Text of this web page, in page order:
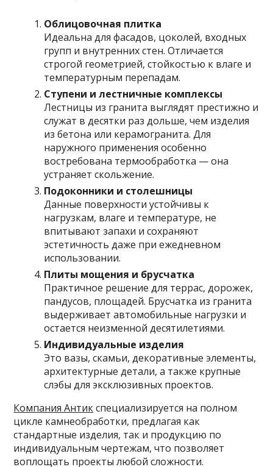
Облицовочная плитка
Идеальна для фасадов, цоколей, входных
групп и внутренних стен. Отличается
строгой геометрией, стойкостью к влаге и
температурным перепадам.
Ступени и лестничные комплексы
Лестницы из гранита выглядят престижно и
служат в десятки раз дольше, чем изделия
из бетона или керамогранита. Для
наружного применения особенно
востребована термообработка — она
устраняет скольжение.
Подоконники и столешницы
Данные поверхности устойчивы к
нагрузкам, влаге и температуре, не
впитывают запахи и сохраняют
эстетичность даже при ежедневном
использовании.
Плиты мощения и брусчатка
Практичное решение для террас, дорожек,
пандусов, площадей. Брусчатка из гранита
выдерживает автомобильные нагрузки и
остается неизменной десятилетиями.
Индивидуальные изделия
Это вазы, скамьи, декоративные элементы,
архитектурные детали, а также крупные
слэбы для эксклюзивных проектов.
Компания Антикспециализируется на полном
цикле камнеобработки, предлагая как
стандартные изделия, так и продукцию по
индивидуальным чертежам, что позволяет
воплощать проекты любой сложности.